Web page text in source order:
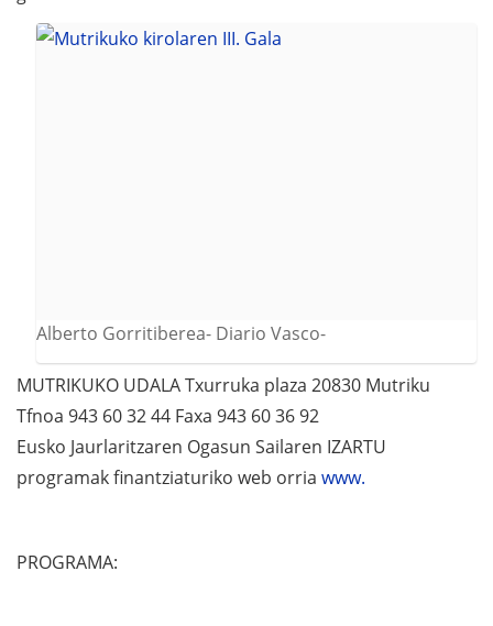
Alberto Gorritiberea- Diario Vasco-
MUTRIKUKO UDALA Txurruka plaza 20830 Mutriku
Tfnoa 943 60 32 44 Faxa 943 60 36 92
Eusko Jaurlaritzaren Ogasun Sailaren IZARTU
programak finantziaturiko web orria www.
PROGRAMA: